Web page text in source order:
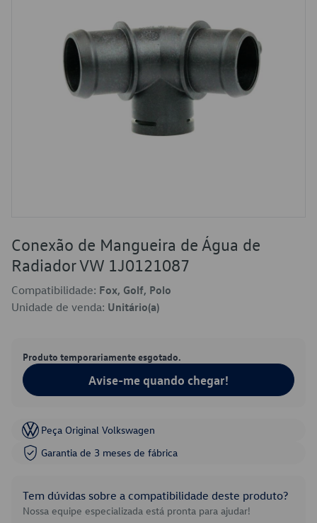
Conexão de Mangueira de Água de
Radiador VW 1J0121087
Compatibilidade: Fox, Golf, Polo
Unidade de venda: Unitário(a)
Produto temporariamente esgotado.
Avise-me quando chegar!
Peça Original Volkswagen
Garantia de 3 meses de fábrica
Tem dúvidas sobre a compatibilidade deste produto?
Nossa equipe especializada está pronta para ajudar!